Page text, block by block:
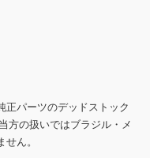
パーツのデッドストック
方の扱いではブラジル・メ
ん。